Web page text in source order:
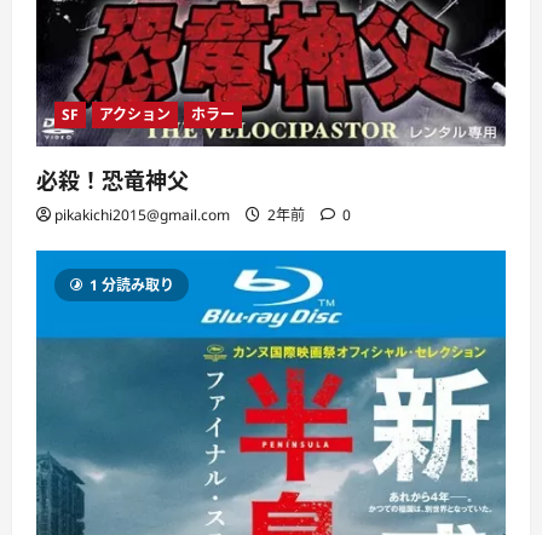
SF アクション ホラー
必殺！恐竜神父
pikakichi2015@gmail.com 2年前 0
1 分読み取り